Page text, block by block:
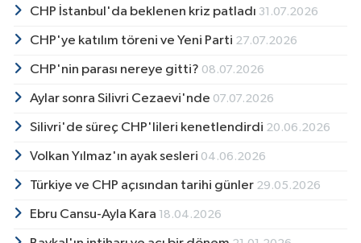
CHP İstanbul'da beklenen kriz patladı 31.07.2026
CHP'ye katılım töreni ve Yeni Parti 27.07.2026
CHP'nin parası nereye gitti? 08.07.2026
Aylar sonra Silivri Cezaevi'nde 07.07.2026
Silivri'de süreç CHP'lileri kenetlendirdi 20.06.2026
Volkan Yılmaz'ın ayak sesleri 04.06.2026
Türkiye ve CHP açısından tarihi günler 29.05.2026
Ebru Cansu-Ayla Kara 18.04.2026